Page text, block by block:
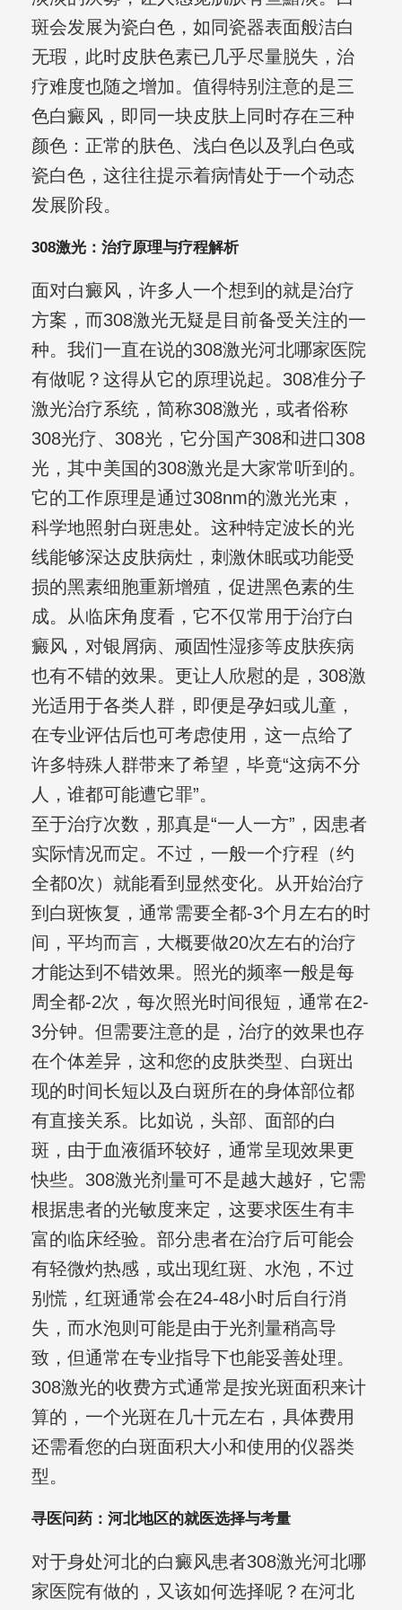
斑会发展为瓷白色，如同瓷器表面般洁白
无瑕，此时皮肤色素已几乎尽量脱失，治
疗难度也随之增加。值得特别注意的是三
色白癜风，即同一块皮肤上同时存在三种
颜色：正常的肤色、浅白色以及乳白色或
瓷白色，这往往提示着病情处于一个动态
发展阶段。
308激光：治疗原理与疗程解析
面对白癜风，许多人一个想到的就是治疗
方案，而308激光无疑是目前备受关注的一
种。我们一直在说的308激光河北哪家医院
有做呢？这得从它的原理说起。308准分子
激光治疗系统，简称308激光，或者俗称
308光疗、308光，它分国产308和进口308
光，其中美国的308激光是大家常听到的。
它的工作原理是通过308nm的激光光束，
科学地照射白斑患处。这种特定波长的光
线能够深达皮肤病灶，刺激休眠或功能受
损的黑素细胞重新增殖，促进黑色素的生
成。从临床角度看，它不仅常用于治疗白
癜风，对银屑病、顽固性湿疹等皮肤疾病
也有不错的效果。更让人欣慰的是，308激
光适用于各类人群，即便是孕妇或儿童，
在专业评估后也可考虑使用，这一点给了
许多特殊人群带来了希望，毕竟“这病不分
人，谁都可能遭它罪”。
至于治疗次数，那真是“一人一方”，因患者
实际情况而定。不过，一般一个疗程（约
全都0次）就能看到显然变化。从开始治疗
到白斑恢复，通常需要全都-3个月左右的时
间，平均而言，大概要做20次左右的治疗
才能达到不错效果。照光的频率一般是每
周全都-2次，每次照光时间很短，通常在2-
3分钟。但需要注意的是，治疗的效果也存
在个体差异，这和您的皮肤类型、白斑出
现的时间长短以及白斑所在的身体部位都
有直接关系。比如说，头部、面部的白
斑，由于血液循环较好，通常呈现效果更
快些。308激光剂量可不是越大越好，它需
根据患者的光敏度来定，这要求医生有丰
富的临床经验。部分患者在治疗后可能会
有轻微灼热感，或出现红斑、水泡，不过
别慌，红斑通常会在24-48小时后自行消
失，而水泡则可能是由于光剂量稍高导
致，但通常在专业指导下也能妥善处理。
308激光的收费方式通常是按光斑面积来计
算的，一个光斑在几十元左右，具体费用
还需看您的白斑面积大小和使用的仪器类
型。
寻医问药：河北地区的就医选择与考量
对于身处河北的白癜风患者308激光河北哪
家医院有做的，又该如何选择呢？在河北